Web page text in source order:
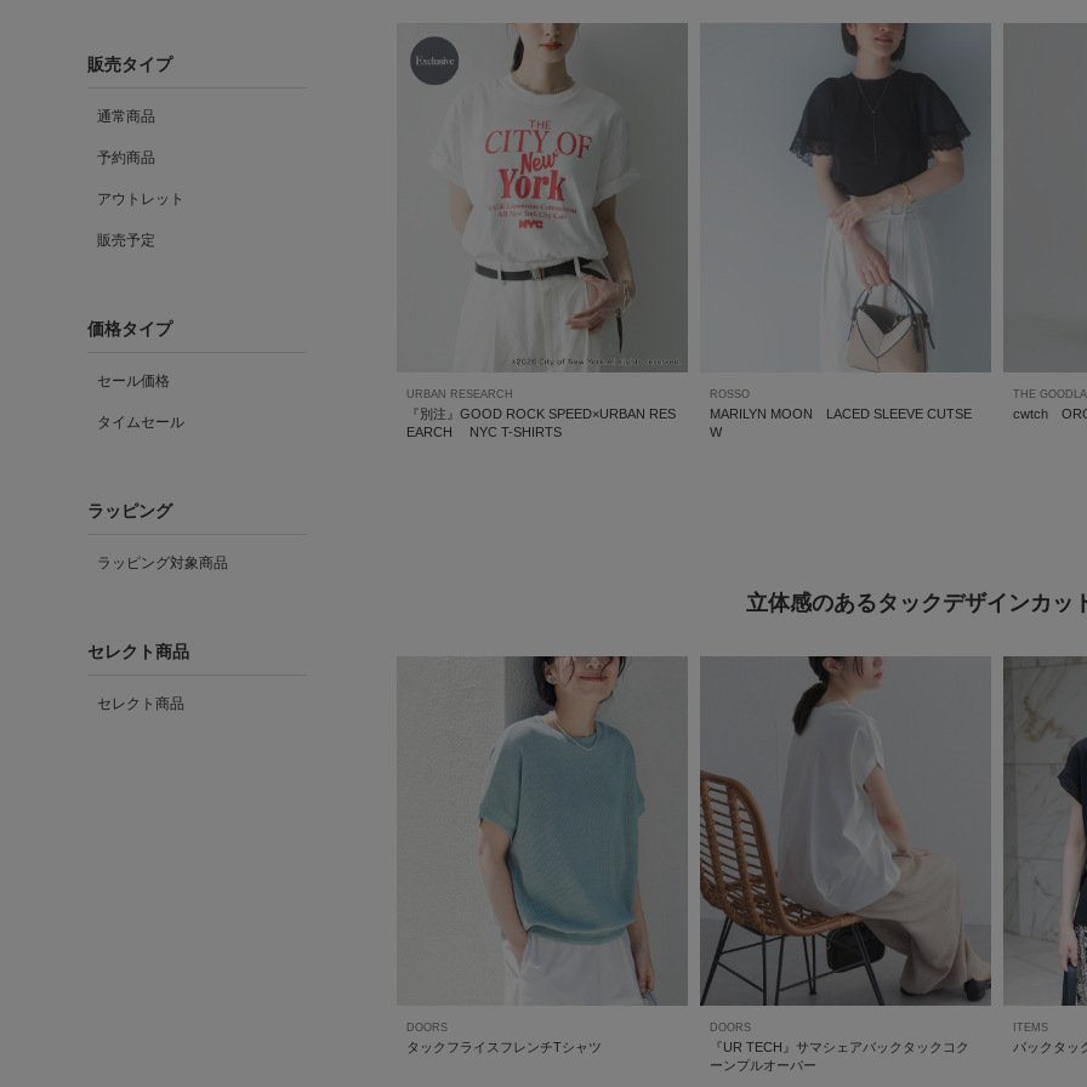
販売タイプ
通常商品
予約商品
アウトレット
販売予定
価格タイプ
セール価格
タイムセール
ラッピング
ラッピング対象商品
セレクト商品
セレクト商品
URBAN RESEARCH
『別注』GOOD ROCK SPEED×URBAN RES
EARCH NYC T-SHIRTS
ROSSO
MARILYN MOON LACED SLEEVE CUTSE
W
THE
cwtch
立体感のあるタックデザインカッ
DOORS
タックフライスフレンチTシャツ
DOORS
『UR TECH』サマシェアバックタックコク
ーンプルオーバー
ITEMS
バックタッ